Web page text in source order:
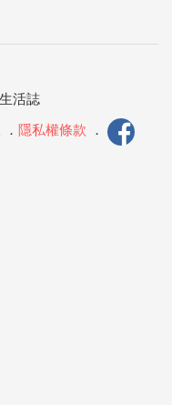
活誌
． 隱私權條款 ．